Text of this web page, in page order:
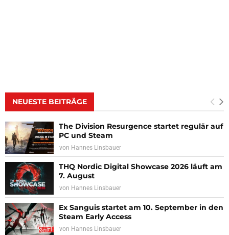
NEUESTE BEITRÄGE
The Division Resurgence startet regulär auf
PC und Steam
von Hannes Linsbauer
THQ Nordic Digital Showcase 2026 läuft am
7. August
von Hannes Linsbauer
Ex Sanguis startet am 10. September in den
Steam Early Access
von Hannes Linsbauer